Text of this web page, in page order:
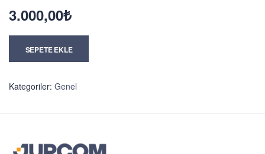
3.000,00₺
SEPETE EKLE
Kategoriler: Genel